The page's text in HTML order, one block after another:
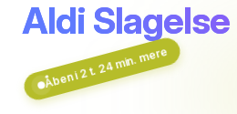
Aldi Slagelse
Åben i 2 t. 24 min. mere